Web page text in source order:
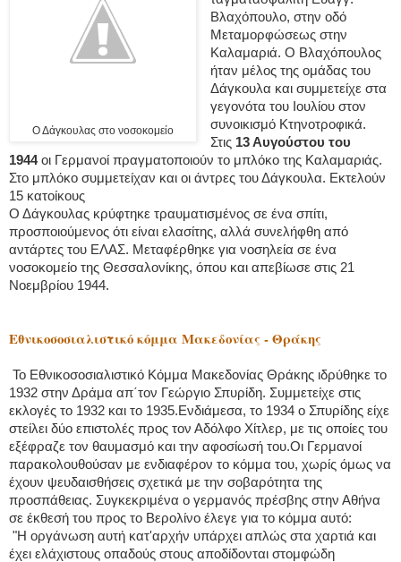
Ο Δάγκουλας στο νοσοκομείο
Βλαχόπουλο, στην οδό
Μεταμορφώσεως στην
Καλαμαριά. Ο Βλαχόπουλος
ήταν μέλος της ομάδας του
Δάγκουλα και συμμετείχε στα
γεγονότα του Ιουλίου στον
συνοικισμό Κτηνοτροφικά.
Στις 13 Αυγούστου του
1944 οι Γερμανοί πραγματοποιούν το μπλόκο της Καλαμαριάς.
Στο μπλόκο συμμετείχαν και οι άντρες του Δάγκουλα. Εκτελούν
15 κατοίκους
Ο Δάγκουλας κρύφτηκε τραυματισμένος σε ένα σπίτι,
προσποιούμενος ότι είναι ελασίτης, αλλά συνελήφθη από
αντάρτες του ΕΛΑΣ. Μεταφέρθηκε για νοσηλεία σε ένα
νοσοκομείο της Θεσσαλονίκης, όπου και απεβίωσε στις 21
Νοεμβρίου 1944.
Εθνικοσοσιαλιστικό κόμμα Μακεδονίας - Θράκης
Το Εθνικοσοσιαλιστικό Κόμμα Μακεδονίας Θράκης ιδρύθηκε το
1932 στην Δράμα απ΄τον Γεώργιο Σπυρίδη. Συμμετείχε στις
εκλογές το 1932 και το 1935.Ενδιάμεσα, το 1934 ο Σπυρίδης είχε
στείλει δύο επιστολές προς τον Αδόλφο Χίτλερ, με τις οποίες του
εξέφραζε τον θαυμασμό και την αφοσίωσή του.Οι Γερμανοί
παρακολουθούσαν με ενδιαφέρον το κόμμα του, χωρίς όμως να
έχουν ψευδαισθήσεις σχετικά με την σοβαρότητα της
προσπάθειας. Συγκεκριμένα ο γερμανός πρέσβης στην Αθήνα
σε έκθεσή του προς το Βερολίνο έλεγε για το κόμμα αυτό:
"Η οργάνωση αυτή κατ'αρχήν υπάρχει απλώς στα χαρτιά και
έχει ελάχιστους οπαδούς στους αποδίδονται στομφώδη